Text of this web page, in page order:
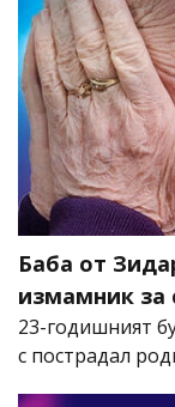
Баба от
измамник за
23-годишният
с пострадал